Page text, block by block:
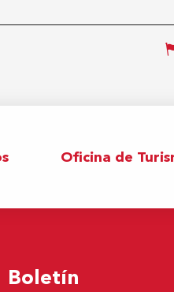
Oficina de
Boletín